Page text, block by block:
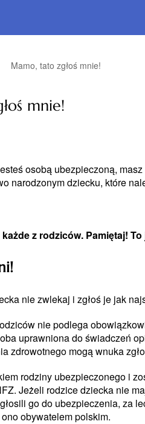
Mamo, tato zgłoś mnie!
mnie!
osobą ubezpieczoną,
narodzonym dziecku, które
z rodziców. Pamiętaj!
nie zwlekaj i zgłoś je jak
nie podlega
uprawniona do świadczeń
zdrowotnego mogą wnuka
rodziny ubezpieczonego i
Jeżeli rodzice dziecka nie
go do ubezpieczenia, za
obywatelem polskim.